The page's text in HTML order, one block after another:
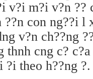
v?i m?i v?n ??
con ng??i l
v?n ch??ng
thnh cng c?
theo h??ng ?.